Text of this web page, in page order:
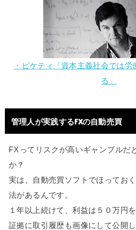
・ピケティ「資本主義社会では
る」
管理人が実践するFXの自動売買
FXってリスクが高いギャンブルだ
か？
実は、自動売買ソフトでほってお
法があるんです。
１年以上続けて、利益は５０万円
証拠に取引履歴も画像にして公開し